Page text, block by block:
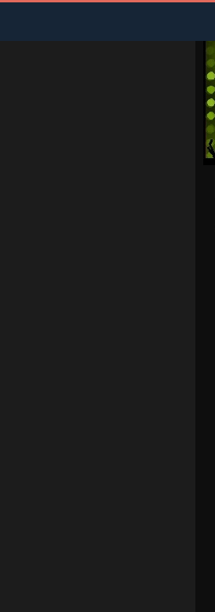
මුහුදු තීරේ ගල් මල් පිපුන යායේ මා